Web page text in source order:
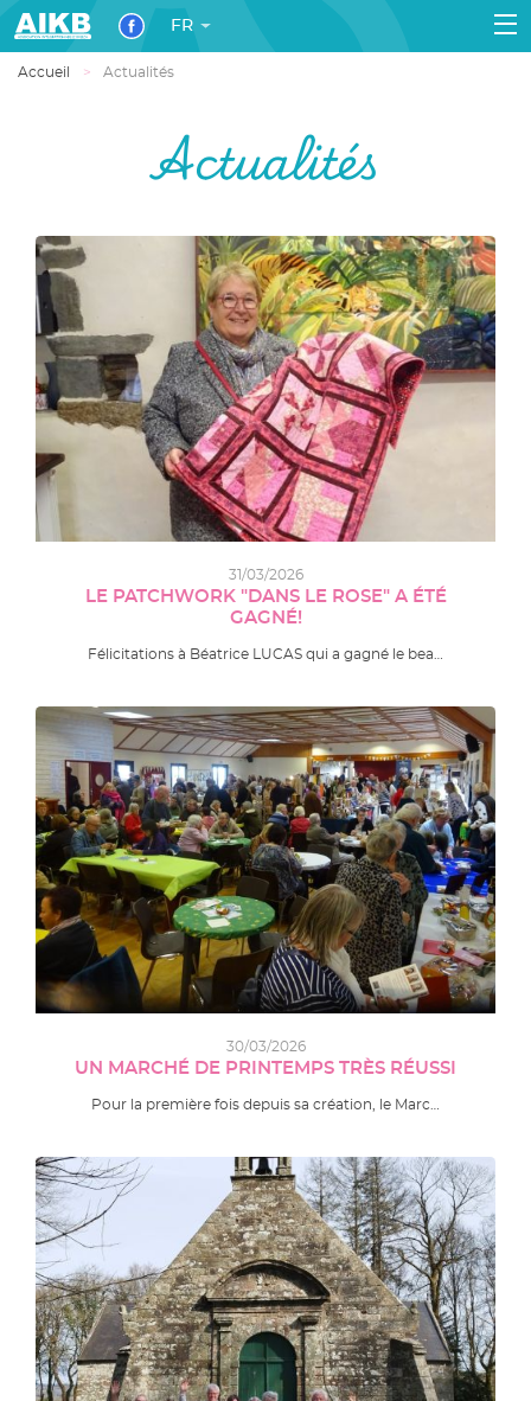
FR
Accueil Actualités
Actualités
31/03/2026
LE PATCHWORK "DANS LE ROSE" A ÉTÉ
GAGNÉ!
Félicitations à Béatrice LUCAS qui a gagné le bea…
30/03/2026
UN MARCHÉ DE PRINTEMPS TRÈS RÉUSSI
Pour la première fois depuis sa création, le Marc…